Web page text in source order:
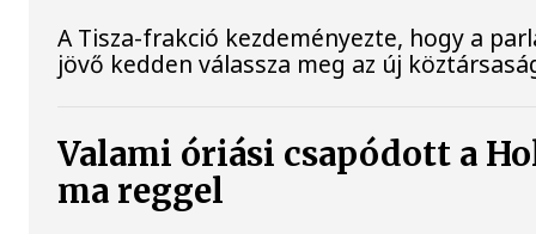
A Tisza-frakció kezdeményezte, hogy a
jövő kedden válassza meg az új
Valami óriási csapódott a
ma reggel